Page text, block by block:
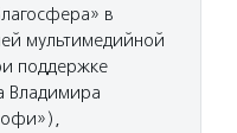
в
мультимедийной
поддержке
Владимира